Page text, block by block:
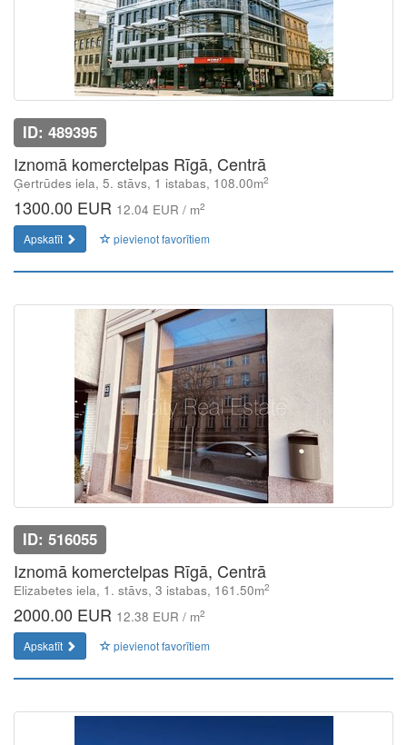
ID: 489395
Iznomā komerctelpas Rīgā, Centrā
Ģertrūdes iela, 5. stāvs, 1 istabas, 108.00m2
1300.00 EUR 12.04 EUR / m2
Apskatīt pievienot favorītiem
ID: 516055
Iznomā komerctelpas Rīgā, Centrā
Elizabetes iela, 1. stāvs, 3 istabas, 161.50m2
2000.00 EUR 12.38 EUR / m2
Apskatīt pievienot favorītiem